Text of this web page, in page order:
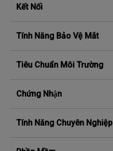
Kết Nối
Tính Năng Bảo Vệ Mắt
Tiêu Chuẩn Môi Trường
Chứng Nhận
Tính Năng Chuyên Nghiệp